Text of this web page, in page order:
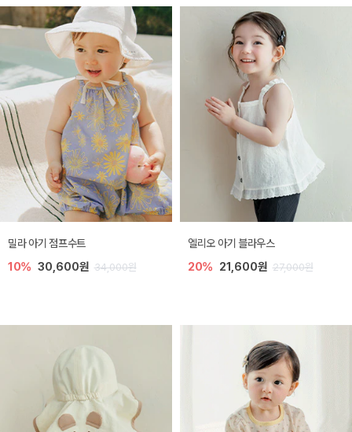
밀라 아기 점프수트
10% 30,600원 34,000원
엘리오 아기 블라우스
20% 21,600원 27,000원